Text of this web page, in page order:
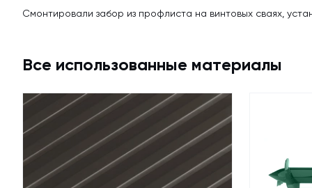
Смонтировали забор из профлиста на винтовых сваях,
Все использованные материалы